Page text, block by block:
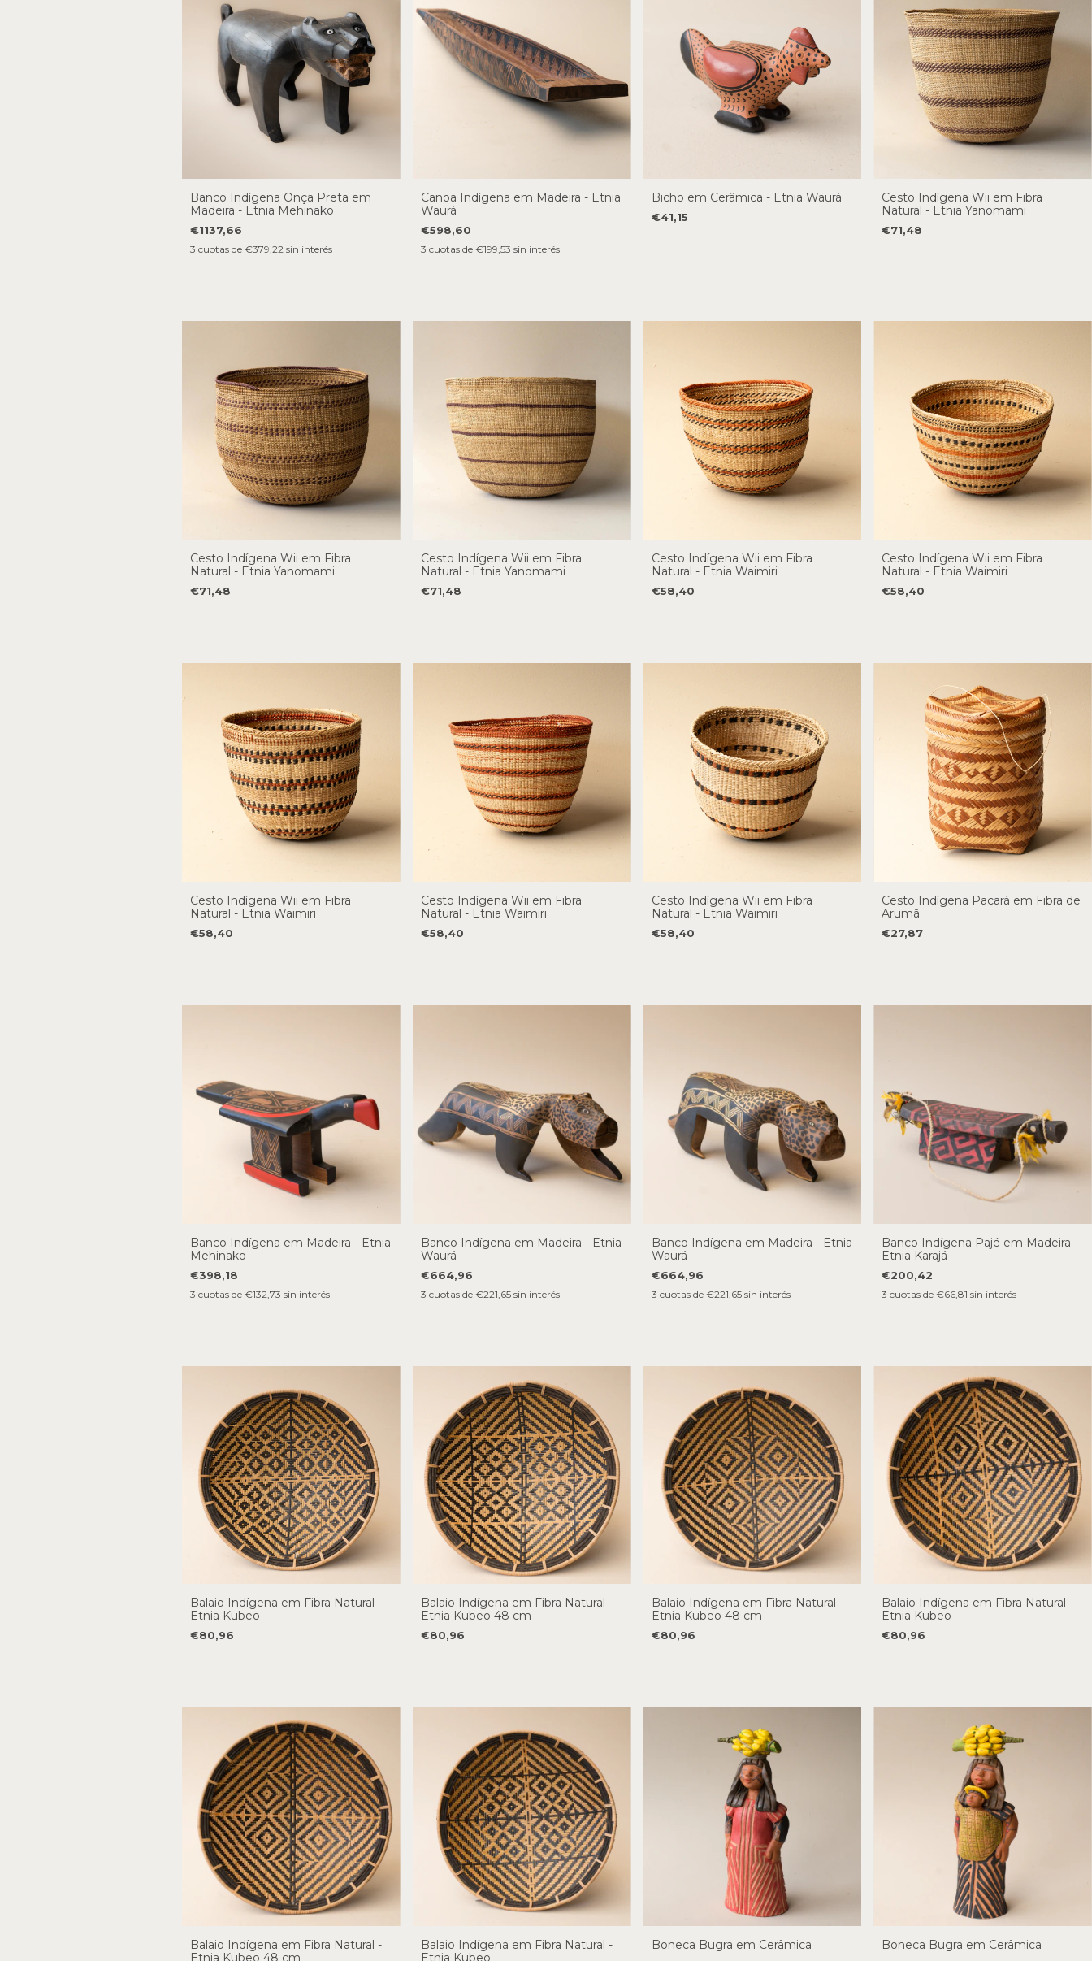
Banco Indígena Onça Preta em
Madeira - Etnia Mehinako
€1137,66
3 cuotas de €379,22 sin interés
Canoa Indígena em Madeira - Etnia
Waurá
€598,60
3 cuotas de €199,53 sin interés
Bicho em Cerâmica - Etnia Waurá
€41,15
Cesto Indígena Wii em Fibra
Natural - Etnia Yanomami
€71,48
Cesto Indígena Wii em Fibra
Natural - Etnia Yanomami
€71,48
Cesto Indígena Wii em Fibra
Natural - Etnia Yanomami
€71,48
Cesto Indígena Wii em Fibra
Natural - Etnia Waimiri
€58,40
Cesto Indígena Wii em Fibra
Natural - Etnia Waimiri
€58,40
Cesto Indígena Wii em Fibra
Natural - Etnia Waimiri
€58,40
Cesto Indígena Wii em Fibra
Natural - Etnia Waimiri
€58,40
Cesto Indígena Wii em Fibra
Natural - Etnia Waimiri
€58,40
Cesto Indígena Pacará em Fibra de
Arumã
€27,87
Banco Indígena em Madeira - Etnia
Mehinako
€398,18
3 cuotas de €132,73 sin interés
Banco Indígena em Madeira - Etnia
Waurá
€664,96
3 cuotas de €221,65 sin interés
Banco Indígena em Madeira - Etnia
Waurá
€664,96
3 cuotas de €221,65 sin interés
Banco Indígena Pajé em Madeira -
Etnia Karajá
€200,42
3 cuotas de€66,81 sin interés
Balaio Indígena em Fibra Natural -
Etnia Kubeo
€80,96
Balaio Indígena em Fibra Natural -
Etnia Kubeo 48 cm
€80,96
Balaio Indígena em Fibra Natural -
Etnia Kubeo 48 cm
€80,96
Balaio Indígena em Fibra Natural -
Etnia Kubeo
€80,96
Balaio Indígena em Fibra Natural -
Etnia Kubeo 48 cm
Balaio Indígena em Fibra Natural -
Etnia Kubeo
Boneca Bugra em Cerâmica Boneca Bugra em Cerâmica